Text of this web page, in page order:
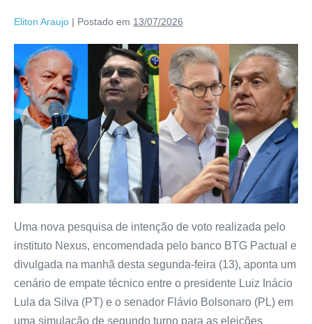
Eliton Araujo | Postado em 13/07/2026
Uma nova pesquisa de intenção de voto realizada pelo
instituto Nexus, encomendada pelo banco BTG Pactual e
divulgada na manhã desta segunda-feira (13), aponta um
cenário de empate técnico entre o presidente Luiz Inácio
Lula da Silva (PT) e o senador Flávio Bolsonaro (PL) em
uma simulação de segundo turno para as eleições